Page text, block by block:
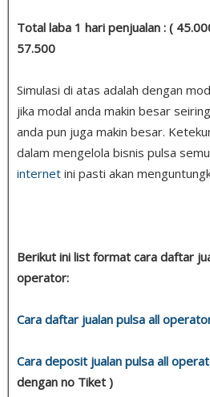
Total laba 1 hari penjualan : (
57.500
Simulasi di atas adalah dengan
jika modal anda makin besar
anda pun juga makin besar.
dalam mengelola bisnis pulsa
internet ini pasti akan
Berikut ini list format cara daftar
operator:
Cara daftar jualan pulsa all
Cara deposit jualan pulsa all
dengan no Tiket )